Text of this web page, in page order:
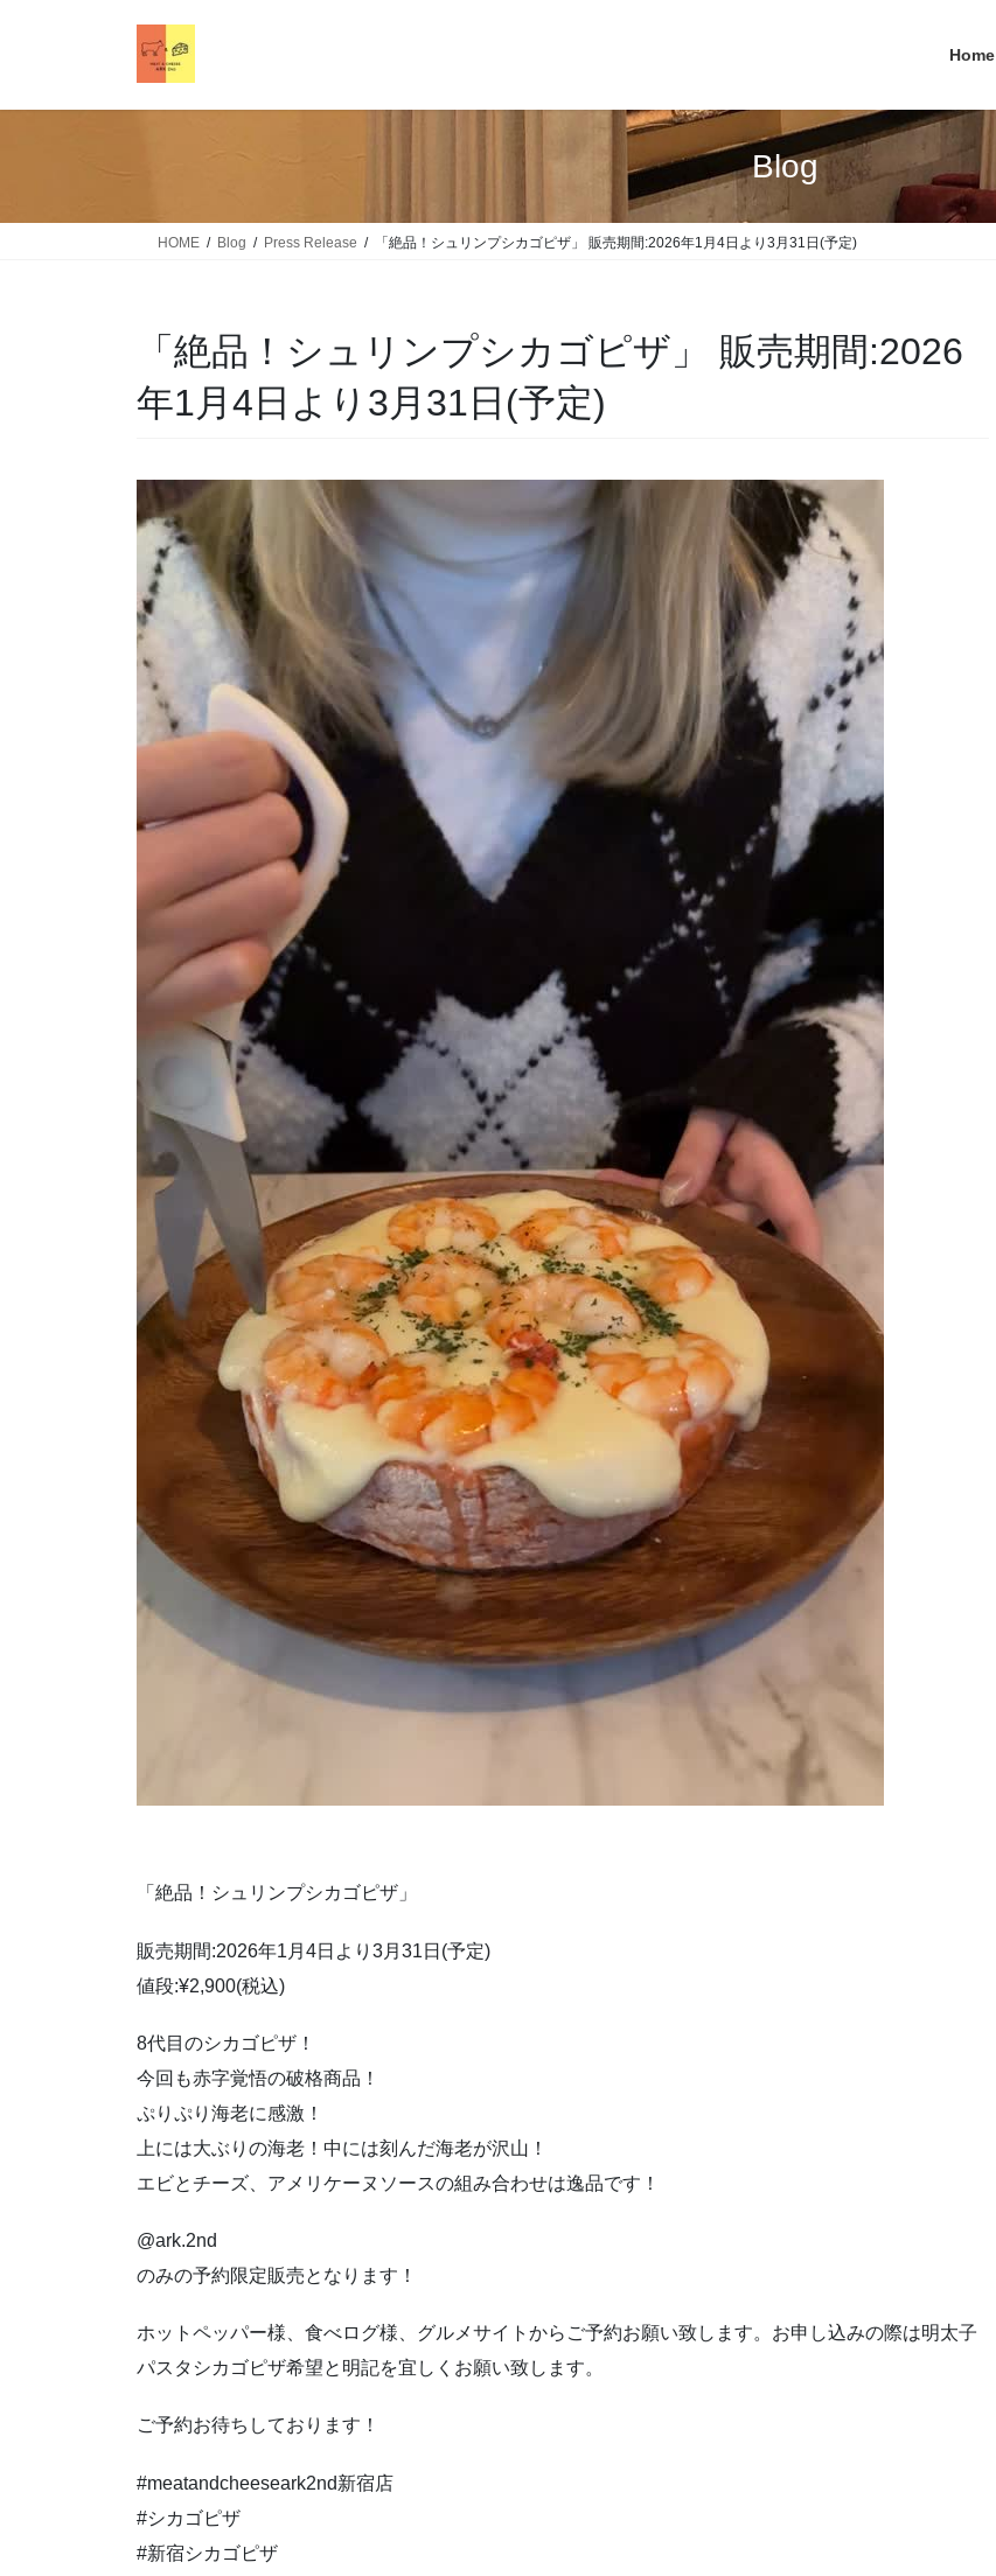
Home
Blog
HOME Blog Press Release 「絶品！シュリンプシカゴピザ」 販売期間:2026年1月4日より3月31日(予定)
「絶品！シュリンプシカゴピザ」 販売期間:2026
年1月4日より3月31日(予定)
「絶品！シュリンプシカゴピザ」
販売期間:2026年1月4日より3月31日(予定)
値段:¥2,900(税込)
8代目のシカゴピザ！
今回も赤字覚悟の破格商品！
ぷりぷり海老に感激！
上には大ぶりの海老！中には刻んだ海老が沢山！
エビとチーズ、アメリケーヌソースの組み合わせは逸品です！
@ark.2nd
のみの予約限定販売となります！
ホットペッパー様、食べログ様、グルメサイトからご予約お願い致します。お申し込みの際は明太子
パスタシカゴピザ希望と明記を宜しくお願い致します。
ご予約お待ちしております！
#meatandcheeseark2nd新宿店
#シカゴピザ
#新宿シカゴピザ